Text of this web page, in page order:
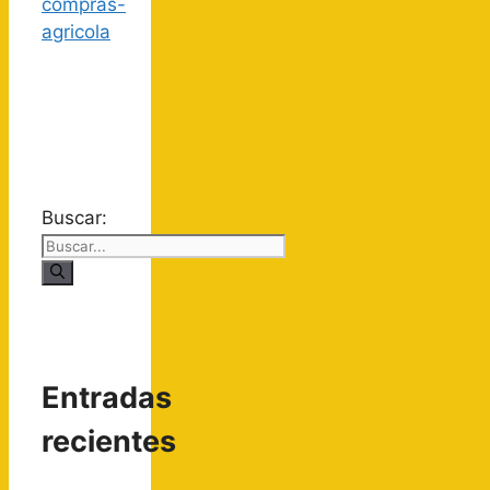
Buscar:
Entradas
recientes